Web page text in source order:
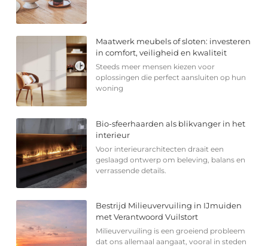
Maatwerk meubels of sloten: investeren
in comfort, veiligheid en kwaliteit
Steeds meer mensen kiezen voor
oplossingen die perfect aansluiten op hun
woning
Bio-sfeerhaarden als blikvanger in het
interieur
Voor interieurarchitecten draait een
geslaagd ontwerp om beleving, balans en
verrassende details.
Bestrijd Milieuvervuiling in IJmuiden
met Verantwoord Vuilstort
Milieuvervuiling is een groeiend probleem
dat ons allemaal aangaat, vooral in steden